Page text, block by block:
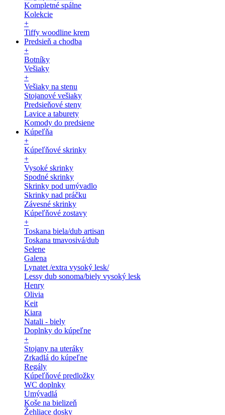
Kompletné spálne
Kolekcie
+
Tiffy woodline krem
Predsieň a chodba
+
Botníky
Vešiaky
+
Vešiaky na stenu
Stojanové vešiaky
Predsieňové steny
Lavice a taburety
Komody do predsiene
Kúpeľňa
+
Kúpeľňové skrinky
+
Vysoké skrinky
Spodné skrinky
Skrinky pod umývadlo
Skrinky nad práčku
Závesné skrinky
Kúpeľňové zostavy
+
Toskana biela/dub artisan
Toskana tmavosivá/dub
Selene
Galena
Lynatet /extra vysoký lesk/
Lessy dub sonoma/biely vysoký lesk
Henry
Olivia
Keit
Kiara
Natali - biely
Doplnky do kúpeľne
+
Stojany na uteráky
Zrkadlá do kúpeľne
Regály
Kúpeľňové predložky
WC doplnky
Umývadlá
Koše na bielizeň
Žehliace dosky